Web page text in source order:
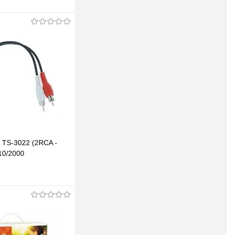
3022 (2RCA -
2000
К сравнению